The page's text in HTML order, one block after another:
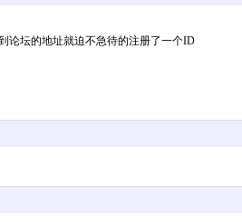
论坛的地址就迫不急待的注册了一个ID